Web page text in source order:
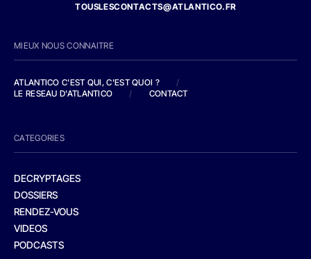
TOUSLESCONTACTS@ATLANTICO.FR
MIEUX NOUS CONNAITRE
ATLANTICO C'EST QUI, C'EST QUOI ?
/
LE RESEAU D'ATLANTICO
/ CONTACT
CATEGORIES
DECRYPTAGES
DOSSIERS
RENDEZ-VOUS
VIDEOS
PODCASTS